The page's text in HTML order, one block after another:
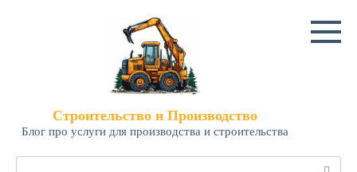
Строительство и Производство
Блог про услуги для производства и строительства